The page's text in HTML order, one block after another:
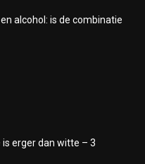
alcohol: is de combinatie
is erger dan witte – 3